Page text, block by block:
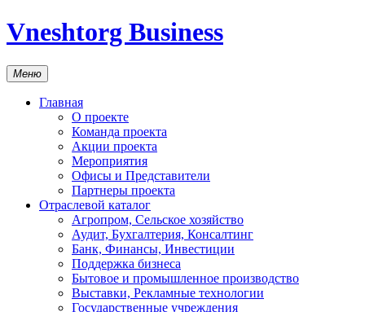
Vneshtorg Business
Меню
Главная
О проекте
Команда проекта
Акции проекта
Мероприятия
Офисы и Представители
Партнеры проекта
Отраслевой каталог
Агропром, Сельское хозяйство
Аудит, Бухгалтерия, Консалтинг
Банк, Финансы, Инвестиции
Поддержка бизнеса
Бытовое и промышленное производство
Выставки, Рекламные технологии
Государственные учреждения